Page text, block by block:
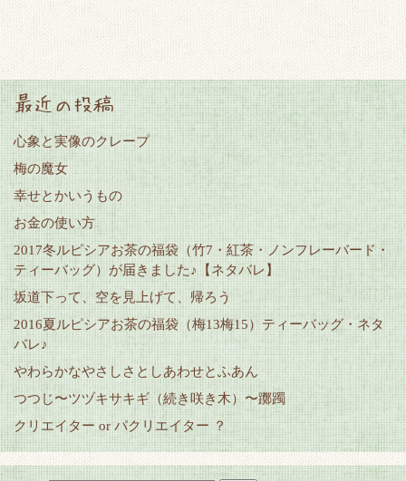
最近の投稿
心象と実像のクレープ
梅の魔女
幸せとかいうもの
お金の使い方
2017冬ルピシアお茶の福袋（竹7・紅茶・ノンフレーバード・
ティーバッグ）が届きました♪【ネタバレ】
坂道下って、空を見上げて、帰ろう
2016夏ルピシアお茶の福袋（梅13梅15）ティーバッグ・ネタ
バレ♪
やわらかなやさしさとしあわせとふあん
つつじ〜ツヅキサキギ（続き咲き木）〜躑躅
クリエイター or パクリエイター ？